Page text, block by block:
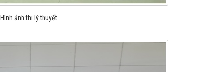
Hình ảnh thi lý thuyết